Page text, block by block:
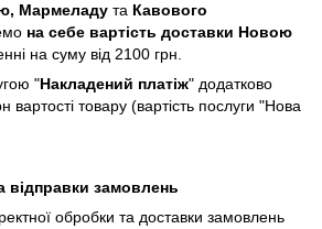
Мармеладу та Кавового
на себе вартість доставки Новою
на суму від 2100 грн.
"Накладений платіж" додатково
вартості товару (вартість послуги "Нова
відправки замовлень
обробки та доставки замовлень